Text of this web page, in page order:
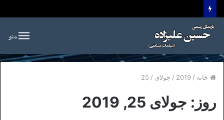
منو
خانه /
2019
/ جولای /
25
روز: جولای 25, 2019